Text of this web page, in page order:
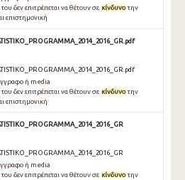
δεν επιτρέπεται να θέτουν σε κίνδυνοτην
επιστημονική
ή media
δεν επιτρέπεται να θέτουν σε κίνδυνοτην
επιστημονική
ή media
δεν επιτρέπεται να θέτουν σε κίνδυνοτην